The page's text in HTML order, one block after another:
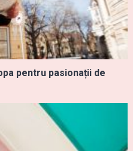
pentru pasionații de